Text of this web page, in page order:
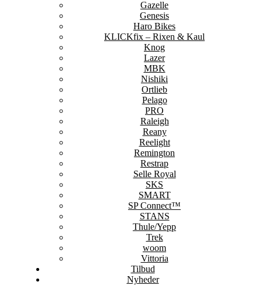
Gazelle
Genesis
Haro Bikes
KLICKfix – Rixen & Kaul
Knog
Lazer
MBK
Nishiki
Ortlieb
Pelago
PRO
Raleigh
Reany
Reelight
Remington
Restrap
Selle Royal
SKS
SMART
SP Connect™
STANS
Thule/Yepp
Trek
woom
Vittoria
Tilbud
Nyheder